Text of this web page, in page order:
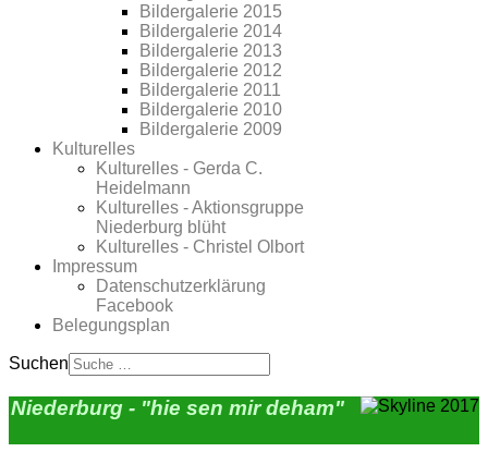
Bildergalerie 2015
Bildergalerie 2014
Bildergalerie 2013
Bildergalerie 2012
Bildergalerie 2011
Bildergalerie 2010
Bildergalerie 2009
Kulturelles
Kulturelles - Gerda C.
Heidelmann
Kulturelles - Aktionsgruppe
Niederburg blüht
Kulturelles - Christel Olbort
Impressum
Datenschutzerklärung
Facebook
Belegungsplan
Suchen
Niederburg - "hie sen mir deham"